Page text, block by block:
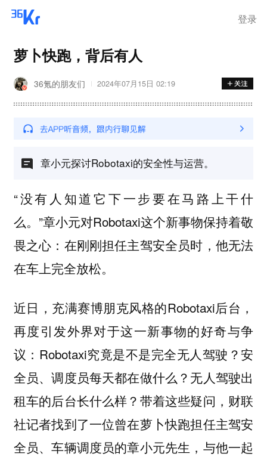
登录
萝卜快跑，背后有人
36氪的朋友们 2024年07月15日 02:19
章小元探讨Robotaxi的安全性与运营。
“没有人知道它下一步要在马路上干什
么。”章小元对Robotaxi这个新事物保持着敬
畏之心：在刚刚担任主驾安全员时，他无法
在车上完全放松。
近日，充满赛博朋克风格的Robotaxi后台，
再度引发外界对于这一新事物的好奇与争
议：Robotaxi究竟是不是完全无人驾驶？安
全员、调度员每天都在做什么？无人驾驶出
租车的后台长什么样？带着这些疑问，财联
社记者找到了一位曾在萝卜快跑担任主驾安
全员、车辆调度员的章小元先生，与他一起